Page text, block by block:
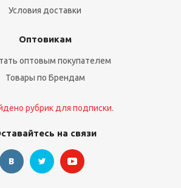
Условия доставки
Оптовикам
оптовым покупателем
Товары по Брендам
рубрик для подписки.
на связи